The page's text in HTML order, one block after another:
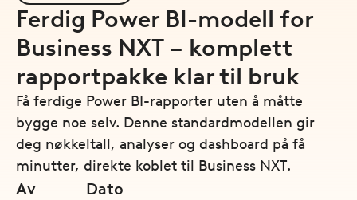
Ferdig Power BI-modell for
Business NXT – komplett
rapportpakke klar til bruk
Få ferdige Power BI-rapporter uten å måtte
bygge noe selv. Denne standardmodellen gir
deg nøkkeltall, analyser og dashboard på få
minutter, direkte koblet til Business NXT.
Av Dato